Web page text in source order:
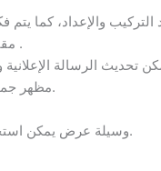
مقاسات متنوعة ويمكن التحكم بها من ناحية الارتفاع .
مظهر جمالي أنيق وراقى يجذب الانتباه الى اللوحة الاعلانية.
وسيلة عرض يمكن استخدامها مرارا وتكرارا في مناسبات وأحداث متعددة.